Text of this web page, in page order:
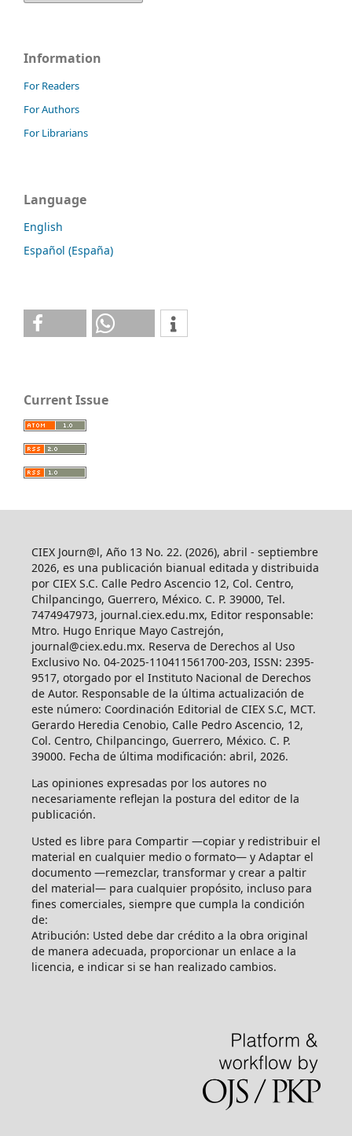
Information
For Readers
For Authors
For Librarians
Language
English
Español (España)
Current Issue
CIEX Journ@l, Año 13 No. 22. (2026), abril - septiembre
2026, es una publicación bianual editada y distribuida
por CIEX S.C. Calle Pedro Ascencio 12, Col. Centro,
Chilpancingo, Guerrero, México. C. P. 39000, Tel.
7474947973, journal.ciex.edu.mx, Editor responsable:
Mtro. Hugo Enrique Mayo Castrejón,
journal@ciex.edu.mx. Reserva de Derechos al Uso
Exclusivo No. 04-2025-110411561700-203, ISSN: 2395-
9517, otorgado por el Instituto Nacional de Derechos
de Autor. Responsable de la última actualización de
este número: Coordinación Editorial de CIEX S.C, MCT.
Gerardo Heredia Cenobio, Calle Pedro Ascencio, 12,
Col. Centro, Chilpancingo, Guerrero, México. C. P.
39000. Fecha de última modificación: abril, 2026.
Las opiniones expresadas por los autores no
necesariamente reflejan la postura del editor de la
publicación.
Usted es libre para Compartir —copiar y redistribuir el
material en cualquier medio o formato— y Adaptar el
documento —remezclar, transformar y crear a paltir
del material— para cualquier propósito, incluso para
fines comerciales, siempre que cumpla la condición
de:
Atribución: Usted debe dar crédito a la obra original
de manera adecuada, proporcionar un enlace a la
licencia, e indicar si se han realizado cambios.